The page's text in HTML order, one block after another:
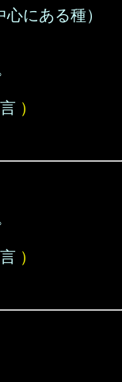
にある種）
）
）